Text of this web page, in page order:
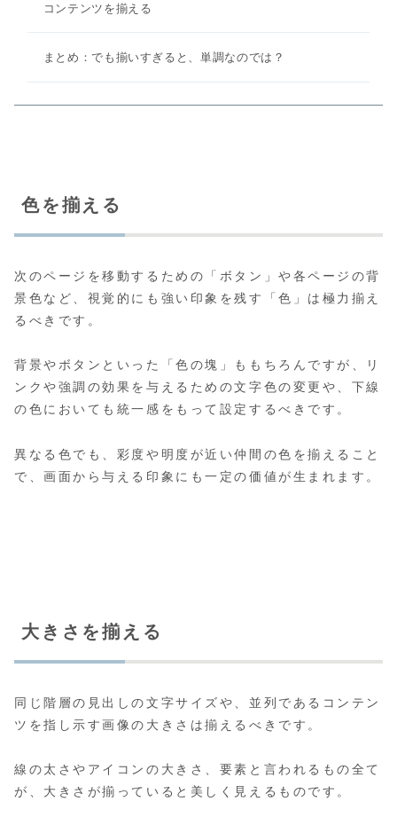
コンテンツを揃える
まとめ：でも揃いすぎると、単調なのでは？
色を揃える
次のページを移動するための「ボタン」や各ページの背
景色など、視覚的にも強い印象を残す「色」は極力揃え
るべきです。
背景やボタンといった「色の塊」ももちろんですが、リ
ンクや強調の効果を与えるための文字色の変更や、下線
の色においても統一感をもって設定するべきです。
異なる色でも、彩度や明度が近い仲間の色を揃えること
で、画面から与える印象にも一定の価値が生まれます。
大きさを揃える
同じ階層の見出しの文字サイズや、並列であるコンテン
ツを指し示す画像の大きさは揃えるべきです。
線の太さやアイコンの大きさ、要素と言われるもの全て
が、大きさが揃っていると美しく見えるものです。